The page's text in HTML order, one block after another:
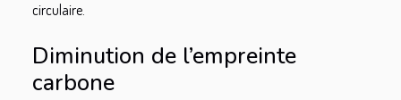
circulaire.
Diminution de l’empreinte
carbone